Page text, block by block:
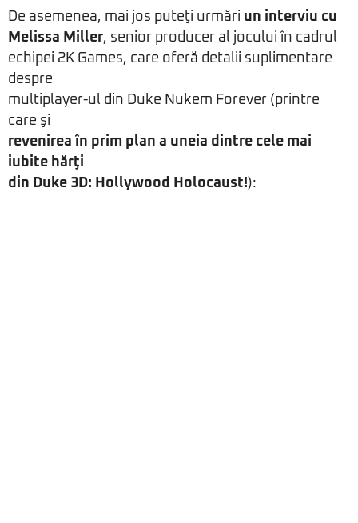
De asemenea, mai jos puteţi urmări un interviu cu
Melissa Miller, senior producer al jocului în cadrul
echipei 2K Games, care oferă detalii suplimentare
despre
multiplayer-ul din Duke Nukem Forever (printre
care şi
revenirea în prim plan a uneia dintre cele mai
iubite hărţi
din Duke 3D: Hollywood Holocaust!):